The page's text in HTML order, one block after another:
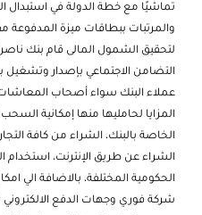
تماشيًا مع خطة الدولة في استبدال
والمرتبات ببطاقات ميزة المدفوعة
لتحقيق الشمول المالى قام بنك ناصر
التضامن الاجتماعي بإصدار وتشغيل
عملاء البنك سواء أصحاب المعاشات
المزايا لحامليها منها إمكانية
الخاصة بالبنك، الشراء من كافة
الشراء عن طريق الإنترنت،
الحكومية المختلفة، بالاضافة الي
شركة فوري وجهات الدفع